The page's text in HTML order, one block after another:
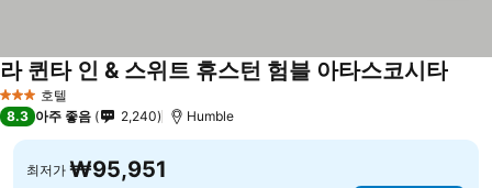
3 성급 호텔
라 퀸타 인 & 스위트 휴스턴 험블 아타스코시타
8.3 아주 좋음 2,240 Humble
최저가 ₩95,951